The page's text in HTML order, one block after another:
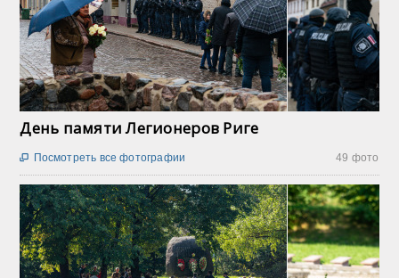
День памяти Легионеров Риге
49 фото
 Посмотреть все фотографии